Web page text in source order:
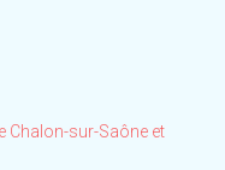
Chalon-sur-Saône et